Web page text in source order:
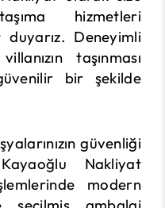
hizmetleri
Deneyimli
taşınması
bir şekilde
güvenliği
Nakliyat
modern